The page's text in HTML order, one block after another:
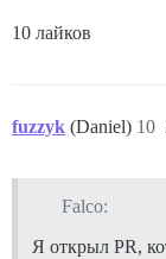
10 лайков
fuzzyk (Daniel) 10
Falco:
Я открыл PR,